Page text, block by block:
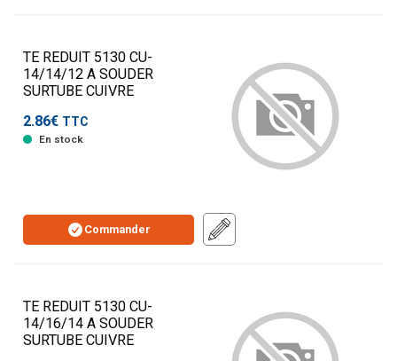
TE REDUIT 5130 CU-
14/14/12 A SOUDER
SURTUBE CUIVRE
2.86€ TTC
En stock
Commander
TE REDUIT 5130 CU-
14/16/14 A SOUDER
SURTUBE CUIVRE